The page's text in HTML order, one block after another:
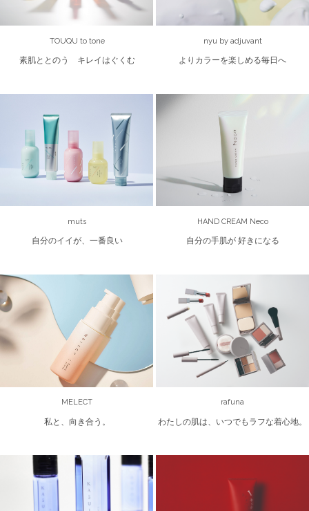
TOUQU to tone
素肌ととのう キレイはぐくむ
nyu by adjuvant
よりカラーを楽しめる毎日へ
muts
自分のイイが、一番良い
HAND CREAM Neco
自分の手肌が 好きになる
MELECT
私と、向き合う。
rafuna
わたしの肌は、いつでもラフな着心地。